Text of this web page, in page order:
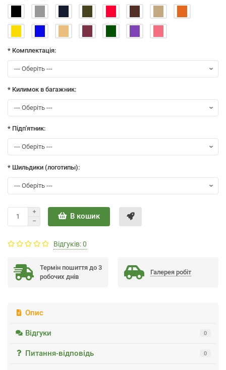
* Комплектація:
* Килимок в багажник:
* Підп'ятник:
* Шильдики (логотипы):
В кошик
Відгуків: 0
Термін пошиття до 3
робочих днів
Галерея робiт
Опис
Відгуки 0
Питання-відповідь 0